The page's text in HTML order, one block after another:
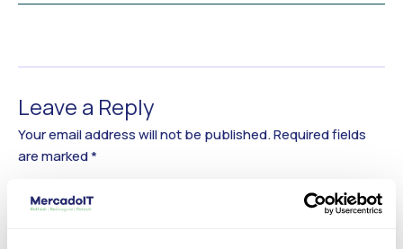
Leave a Reply
Your email address will not be published.Required fields
are marked*
Comment*